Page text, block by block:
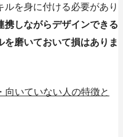
を身に付ける必要があり
携しながらデザインできる
を磨いておいて損はありま
向いていない人の特徴と